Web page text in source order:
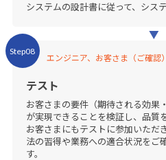
システムの設計書に従って、シス
Step08
エンジニア、お客さま（ご確認）
テスト
お客さまの要件（期待される効果
が実現できることを検証し、品質
お客さまにもテストに参加いただ
法の習得や業務への適合状況をご
す。